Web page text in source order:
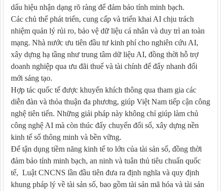
dấu hiệu nhận dạng rõ ràng để đảm bảo tính minh bạch.
Các chủ thể phát triển, cung cấp và triển khai AI chịu trách
nhiệm quản lý rủi ro, bảo vệ dữ liệu cá nhân và duy trì an toàn
mạng. Nhà nước ưu tiên đầu tư kinh phí cho nghiên cứu AI,
xây dựng hạ tầng như trung tâm dữ liệu AI, đồng thời hỗ trợ
doanh nghiệp qua ưu đãi thuế và tài chính để đẩy nhanh đổi
mới sáng tạo.
Hợp tác quốc tế được khuyến khích thông qua tham gia các
diễn đàn và thỏa thuận đa phương, giúp Việt Nam tiếp cận công
nghệ tiên tiến. Những giải pháp này không chỉ giúp làm chủ
công nghệ AI mà còn thúc đẩy chuyển đổi số, xây dựng nền
kinh tế số thông minh và bền vững.
Để tận dụng tiềm năng kinh tế to lớn của tài sản số, đồng thời
đảm bảo tính minh bạch, an ninh và tuân thủ tiêu chuẩn quốc
tế, Luật CNCNS lần đầu tiên đưa ra định nghĩa và quy định
khung pháp lý về tài sản số, bao gồm tài sản mã hóa và tài sản